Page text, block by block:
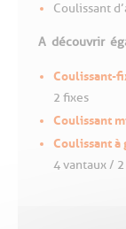
Coulissant
A découvrir
Coulissant-
2 fixes
Coulissant
Coulissant
4 vantaux /